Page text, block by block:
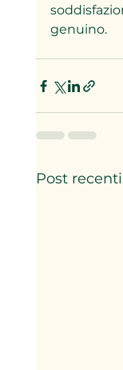
genuino.
Post recenti